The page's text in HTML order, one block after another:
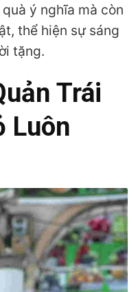
ý nghĩa mà còn
thể hiện sự sáng
tặng.
Trái
Luôn